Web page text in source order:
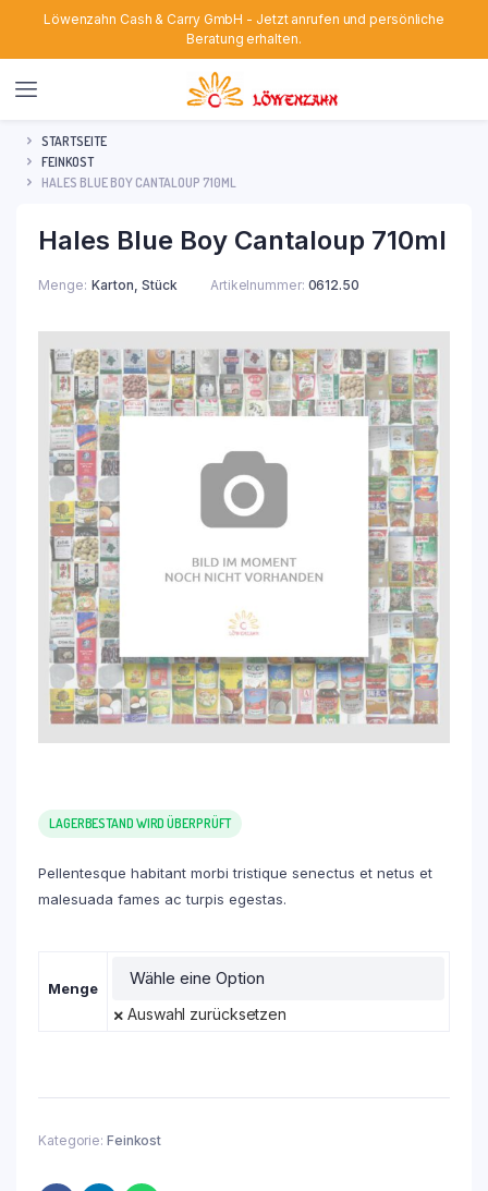
Löwenzahn Cash & Carry GmbH - Jetzt anrufen und persönliche
Beratung erhalten.
STARTSEITE
FEINKOST
HALES BLUE BOY CANTALOUP 710ML
Hales Blue Boy Cantaloup 710ml
Menge Karton, Stück Artikelnummer: 0612.50
LAGERBESTAND WIRD ÜBERPRÜFT
Pellentesque habitant morbi tristique senectus et netus et
malesuada fames ac turpis egestas.
Menge
Auswahl zurücksetzen
Kategorie: Feinkost